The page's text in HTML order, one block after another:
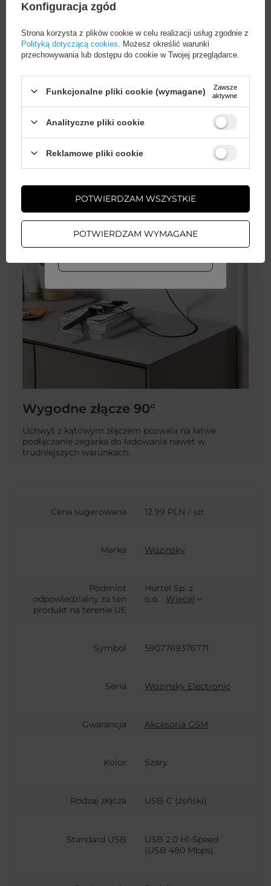
Wygodne złącze 90°
Uchwyt z kątowym złączem pozwala na łatwe
podłączanie zegarka do ładowania nawet w
trudniejszych warunkach.
Cena sugerowana 12,99 PLN / szt.
Marka Wozinsky
Podmiot
odpowiedzialny za ten
produkt na terenie UE
Hurtel Sp. z
o.o.
Więcej
Symbol 5907769376771
Seria Wozinsky Electronic
Gwarancja Akcesoria GSM
Kolor Szary
Rodzaj złącza USB-C (żeński)
Standard USB
USB 2.0 Hi-Speed
(USB 480 Mbps)
Wystarczy założyć konto
zakupy za
odblokować zniżki na kolejne
ZAŁÓŻ KONTO
Konfiguracja zgód
Strona korzysta z plików cookie w celu realizacji usług zgodnie z
Polityką dotyczącą cookies . Możesz określić warunki
przechowywania lub dostępu do cookie w Twojej przeglądarce.
Funkcjonalne pliki cookie (wymagane)
Zawsze
aktywne
Analityczne pliki cookie
Reklamowe pliki cookie
POTWIERDZAM WYMAGANE
POTWIERDZAM WSZYSTKIE